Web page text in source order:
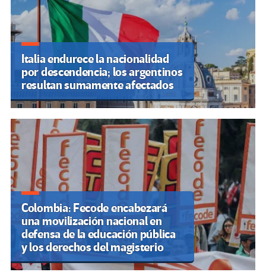
Italia endurece la nacionalidad
por descendencia; los argentinos
resultan sumamente afectados
Colombia: Fecode encabezará
una movilización nacional en
defensa de la educación pública
y los derechos del magisterio